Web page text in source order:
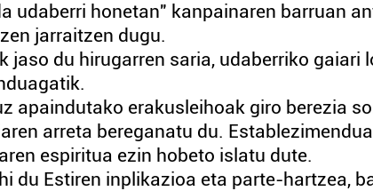
udaberri honetan" kanpainaren barruan
jarraitzen dugu.
jaso du hirugarren saria, udaberriko gaiari
apaindutako erakusleihoak giro berezia
arreta bereganatu du.
espiritua ezin hobeto islatu dute.
du Estiren inplikazioa eta parte-hartzea,